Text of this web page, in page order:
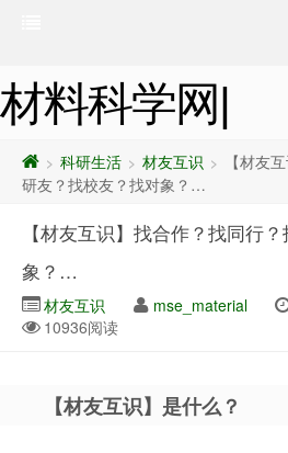
材料科学网|
> 科研生活 > 材友互识 >
【材友
研友？找校友？找对象？…
【材友互识】找合作？找同行
象？…
材友互识 mse_material
10936阅读
【材友互识】是什么？